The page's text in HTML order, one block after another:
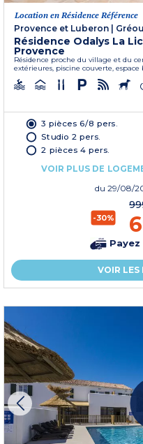
Location en Résidence Référence
Provence et Luberon
Résidence Odalys La
Provence
Résidence proche du village et du
extérieures, piscine couverte,
3 pièces 6/8 pers.
Studio 2 pers.
2 pièces 4 pers.
VOIR PLUS DE
du 29/08/
-30%
Payez
VOIR LES